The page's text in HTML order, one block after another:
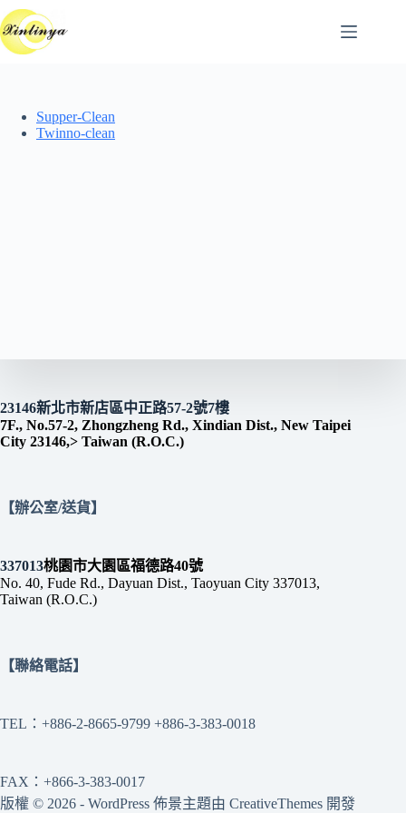
跳
至
主
Supper-Clean
Twinno-clean
23146新北市新店區中正路57-2號7樓
7F., No.57-2, Zhongzheng Rd., Xindian Dist., New Taipei
City 23146,> Taiwan (R.O.C.)
【辦公室/送貨】
337013桃園市大園區福德路40號
No. 40, Fude Rd., Dayuan Dist., Taoyuan City 337013,
Taiwan (R.O.C.)
【聯絡電話】
TEL：+886-2-8665-9799 +886-3-383-0018
FAX：+866-3-383-0017
版權 © 2026 - WordPress 佈景主題由 CreativeThemes 開發